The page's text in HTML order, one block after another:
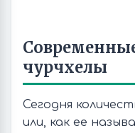
чурчхелы
Сегодня
или, как ее